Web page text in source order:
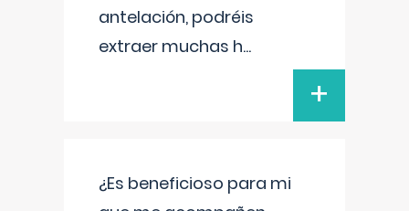
antelación, podréis
extraer muchas h...
+
¿Es beneficioso para mi